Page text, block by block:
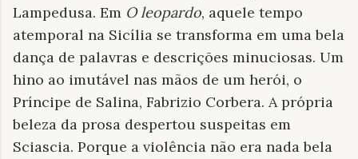
Lampedusa. Em O leopardo, aquele tempo
atemporal na Sicília se transforma em uma bela
dança de palavras e descrições minuciosas. Um
hino ao imutável nas mãos de um herói, o
Príncipe de Salina, Fabrizio Corbera. A própria
beleza da prosa despertou suspeitas em
Sciascia. Porque a violência não era nada bela